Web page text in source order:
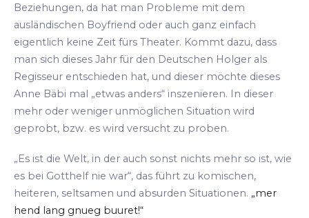
Beziehungen, da hat man Probleme mit dem
ausländischen Boyfriend oder auch ganz einfach
eigentlich keine Zeit fürs Theater. Kommt dazu, dass
man sich dieses Jahr für den Deutschen Holger als
Regisseur entschieden hat, und dieser möchte dieses
Anne Bäbi mal „etwas anders“ inszenieren. In dieser
mehr oder weniger unmöglichen Situation wird
geprobt, bzw. es wird versucht zu proben.
„Es ist die Welt, in der auch sonst nichts mehr so ist, wie
es bei Gotthelf nie war“, das führt zu komischen,
heiteren, seltsamen und absurden Situationen. „mer
hend lang gnueg buuret!“